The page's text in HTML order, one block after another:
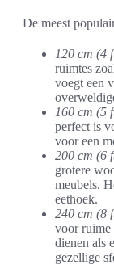
De meest
120 cm (4
ruimtes
voegt een
160 cm (5
perfect is
voor een
200 cm (6
grotere
meubels.
eethoek.
240 cm (8
voor ruime
dienen als
gezellige